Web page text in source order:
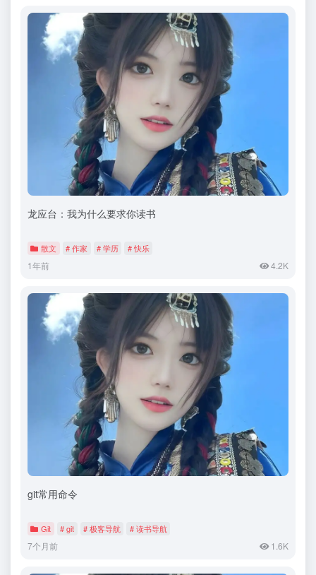
龙应台：我为什么要求你读书
散文 # 作家 # 学历 # 快乐
1年前 4.2K
git常用命令
Git # git # 极客导航 # 读书导航
7个月前 1.6K